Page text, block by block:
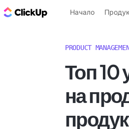
ClickUp блог
Начало
PRODUCT
Топ 10
на